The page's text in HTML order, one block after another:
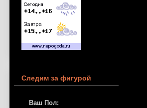
Следим за фигурой
Ваш Пол: